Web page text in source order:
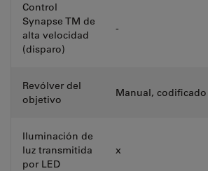
Control
Synapse TM de
alta velocidad
(disparo)
-
Revólver del
objetivo
Manual, codificado
Iluminación de
luz transmitida
por LED
x